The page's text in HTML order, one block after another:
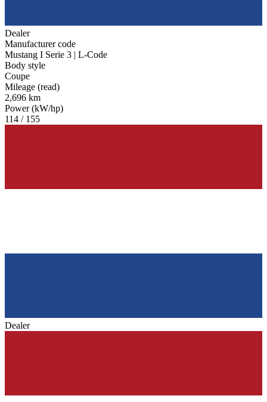
Dealer
Manufacturer code
Mustang I Serie 3 | L-Code
Body style
Coupe
Mileage (read)
2,696 km
Power (kW/hp)
114 / 155
Dealer